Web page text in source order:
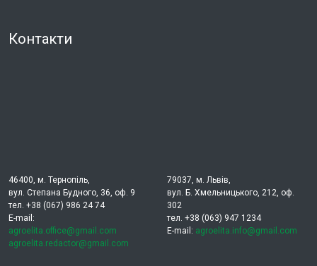
Контакти
46400, м. Тернопіль,
вул. Степана Будного, 36, оф. 9
тел. +38 (067) 986 24 74
E-mail:
agroelita.office@gmail.com
agroelita.redactor@gmail.com
79037, м. Львів,
вул. Б. Хмельницького, 212, оф.
302
тел. +38 (063) 947 1234
E-mail: agroelita.info@gmail.com